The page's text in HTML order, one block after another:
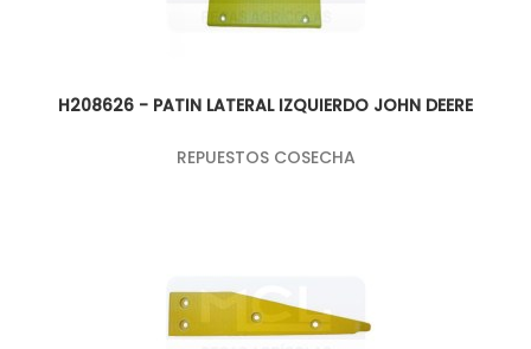
H208626 - PATIN LATERAL IZQUIERDO JOHN DEERE
REPUESTOS COSECHA